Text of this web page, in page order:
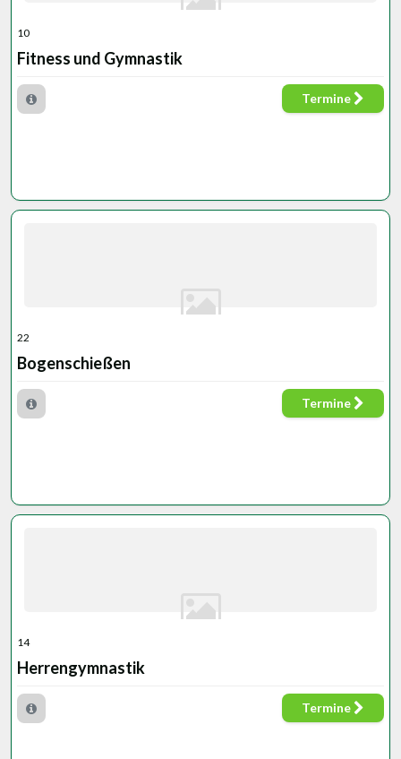
10
Fitness und Gymnastik
Termine
22
Bogenschießen
Termine
14
Herrengymnastik
Termine